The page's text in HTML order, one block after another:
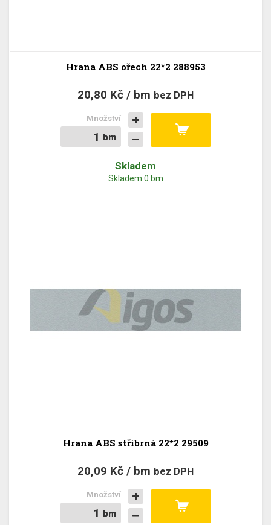
Hrana ABS ořech 22*2 288953
20,80 Kč / bm bez DPH
bm
bm
Množství
Skladem
Skladem 0 bm
Hrana ABS stříbrná 22*2 29509
20,09 Kč / bm bez DPH
bm
bm
Množství